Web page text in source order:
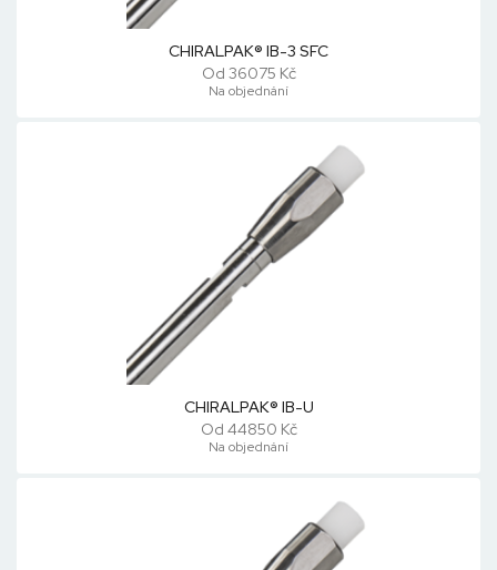
CHIRALPAK® IB-3 SFC
Od 36075 Kč
Na objednání
CHIRALPAK® IB-U
Od 44850 Kč
Na objednání